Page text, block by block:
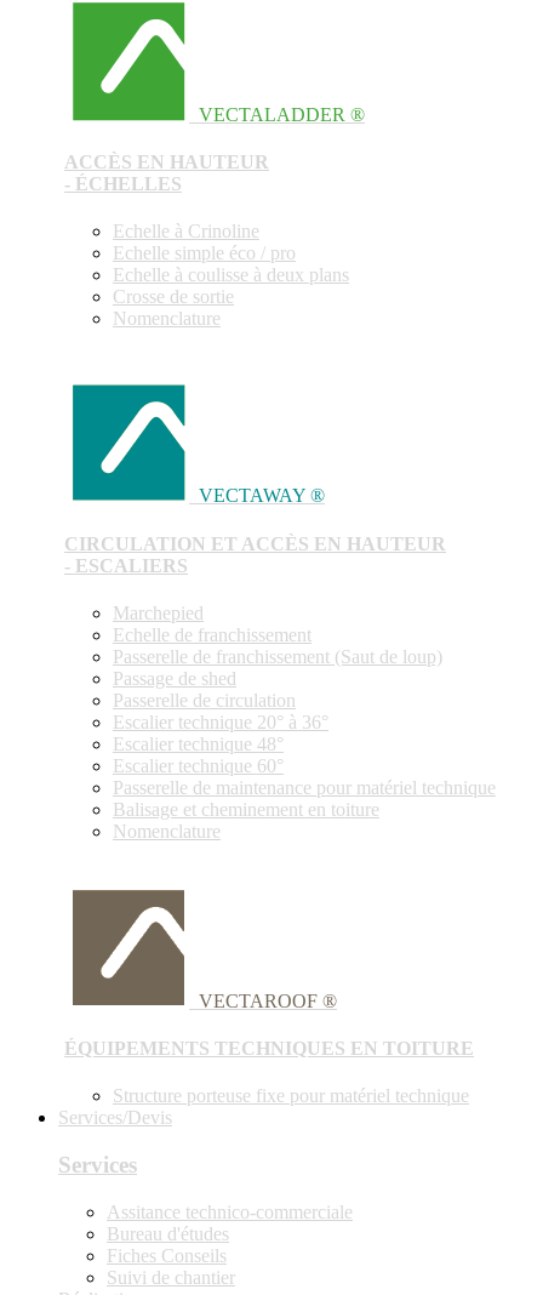
VECTALADDER ®
ACCÈS EN HAUTEUR
- ÉCHELLES
Echelle à Crinoline
Echelle simple éco / pro
Echelle à coulisse à deux plans
Crosse de sortie
Nomenclature
VECTAWAY ®
CIRCULATION ET ACCÈS EN HAUTEUR
- ESCALIERS
Marchepied
Echelle de franchissement
Passerelle de franchissement (Saut de loup)
Passage de shed
Passerelle de circulation
Escalier technique 20° à 36°
Escalier technique 48°
Escalier technique 60°
Passerelle de maintenance pour matériel technique
Balisage et cheminement en toiture
Nomenclature
VECTAROOF ®
ÉQUIPEMENTS TECHNIQUES EN TOITURE
Structure porteuse fixe pour matériel technique
Services/Devis
Services
Assitance technico-commerciale
Bureau d'études
Fiches Conseils
Suivi de chantier